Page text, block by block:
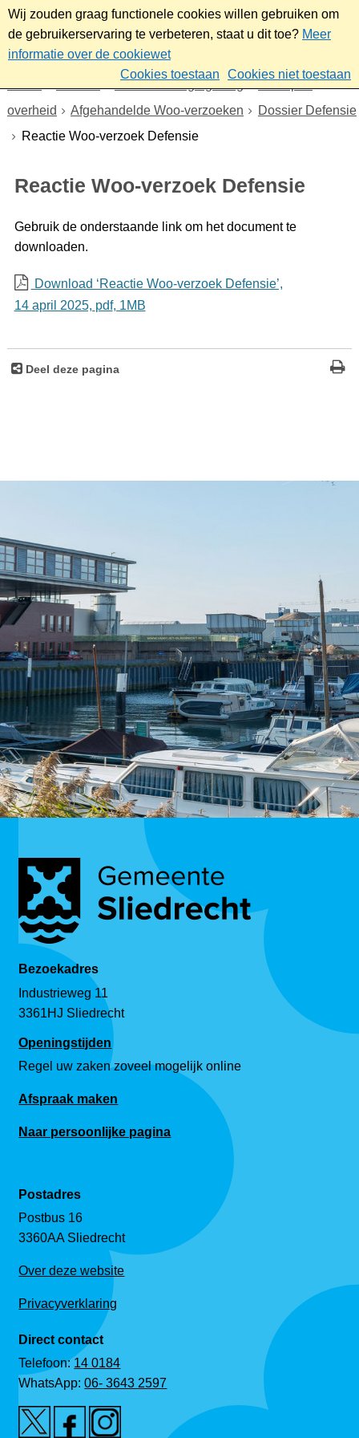
Wij zouden graag functionele cookies willen gebruiken om
de gebruikerservaring te verbeteren, staat u dit toe? Meer
informatie over de cookiewet
Cookies toestaan
Cookies niet toestaan
Beleid- en regelgeving
Wet open
overheid
Afgehandelde Woo-verzoeken
Dossier Defensie
Reactie Woo-verzoek Defensie
Reactie Woo-verzoek Defensie
Gebruik de onderstaande link om het document te
downloaden.
Download ‘Reactie Woo-verzoek Defensie’,
14 april 2025, pdf, 1MB
Deel deze pagina
Bezoekadres
Industrieweg 11
3361HJ Sliedrecht
Openingstijden
Regel uw zaken zoveel mogelijk online
Afspraak maken
Naar persoonlijke pagina
Postadres
Postbus 16
3360AA Sliedrecht
Over deze website
Privacyverklaring
Direct contact
Telefoon:14 0184
WhatsApp:06- 3643 2597